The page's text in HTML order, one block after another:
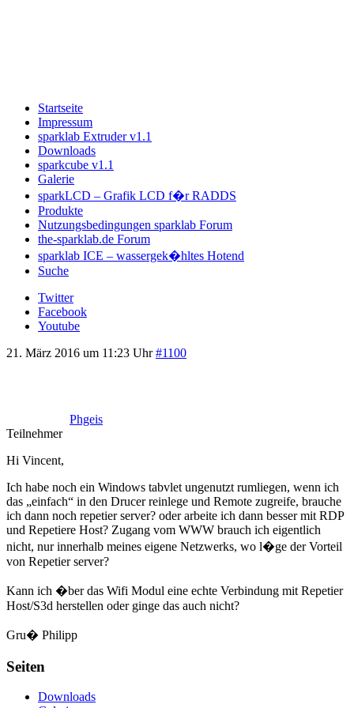
Startseite
Impressum
sparklab Extruder v1.1
Downloads
sparkcube v1.1
Galerie
sparkLCD – Grafik LCD f�r RADDS
Produkte
Nutzungsbedingungen sparklab Forum
the-sparklab.de Forum
sparklab ICE – wassergek�hltes Hotend
Suche
Twitter
Facebook
Youtube
21. März 2016 um 11:23 Uhr #1100
Phgeis
Teilnehmer
Hi Vincent,
Ich habe noch ein Windows tabvlet ungenutzt rumliegen, wenn ich
das „einfach“ in den Drucer reinlege und Remote zugreife, brauche
ich dann noch repetier server? oder arbeite ich dann besser mit RDP
und Repetiere Host? Zugang vom WWW brauch ich eigentlich
nicht, nur innerhalb meines eigene Netzwerks, wo l�ge der Vorteil
von Repetier server?
Kann ich �ber das Wifi Modul eine echte Verbindung mit Repetier
Host/S3d herstellen oder ginge das auch nicht?
Gru� Philipp
Seiten
Downloads